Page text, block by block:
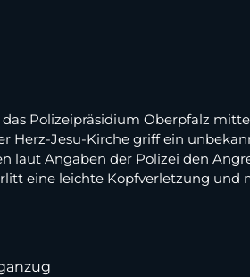
Polizeipräsidium Oberpfalz
Herz-Jesu-Kirche griff ein
laut Angaben der Polizei den
eine leichte Kopfverletzung und